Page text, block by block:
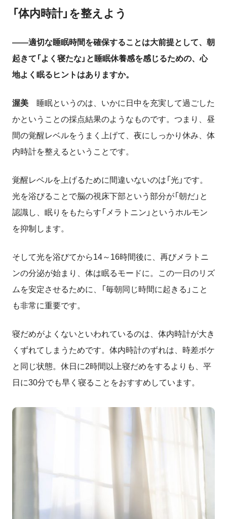
「体内時計」を整えよう
――適切な睡眠時間を確保することは大前提として、朝
起きて「よく寝たな」と睡眠休養感を感じるための、心
地よく眠るヒントはありますか。
渥美 睡眠というのは、いかに日中を充実して過ごした
かということの採点結果のようなものです。つまり、昼
間の覚醒レベルをうまく上げて、夜にしっかり休み、体
内時計を整えるということです。
覚醒レベルを上げるために間違いないのは「光」です。
光を浴びることで脳の視床下部という部分が「朝だ」と
認識し、眠りをもたらす「メラトニン」というホルモン
を抑制します。
そして光を浴びてから14～ 16時間後に、再びメラトニ
ンの分泌が始まり、体は眠るモードに。この一日のリズ
ムを安定させるために、「毎朝同じ時間に起きる」こと
も非常に重要です。
寝だめがよくないといわれているのは、体内時計が大き
くずれてしまうためです。体内時計のずれは、時差ボケ
と同じ状態。休日に2時間以上寝だめをするよりも、平
日に30分でも早く寝ることをおすすめしています。